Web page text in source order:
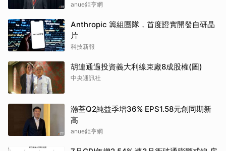
anue鉅亨網
Anthropic 籌組團隊，首度證實開發自研晶
片
科技新報
胡連通過投資義大利線束廠8成股權(圖)
中央通訊社
瀚荃Q2純益季增36% EPS1.58元創同期新
高
anue鉅亨網